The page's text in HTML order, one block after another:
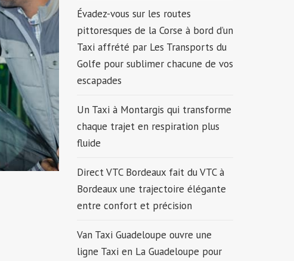
Évadez-vous sur les routes
pittoresques de la Corse à bord d’un
Taxi affrété par Les Transports du
Golfe pour sublimer chacune de vos
escapades
Un Taxi à Montargis qui transforme
chaque trajet en respiration plus
fluide
Direct VTC Bordeaux fait du VTC à
Bordeaux une trajectoire élégante
entre confort et précision
Van Taxi Guadeloupe ouvre une
ligne Taxi en La Guadeloupe pour